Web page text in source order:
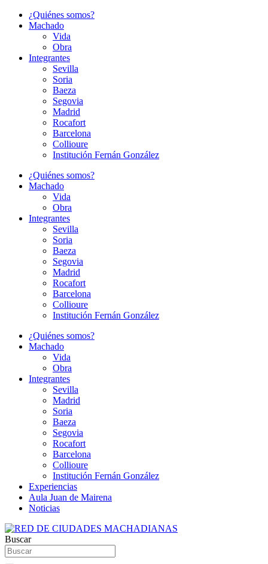
¿Quiénes somos?
Machado
Vida
Obra
Integrantes
Sevilla
Soria
Baeza
Segovia
Madrid
Rocafort
Barcelona
Collioure
Institución Fernán González
¿Quiénes somos?
Machado
Vida
Obra
Integrantes
Sevilla
Soria
Baeza
Segovia
Madrid
Rocafort
Barcelona
Collioure
Institución Fernán González
¿Quiénes somos?
Machado
Vida
Obra
Integrantes
Sevilla
Madrid
Soria
Baeza
Segovia
Rocafort
Barcelona
Collioure
Institución Fernán González
Experiencias
Aula Juan de Mairena
Noticias
Buscar